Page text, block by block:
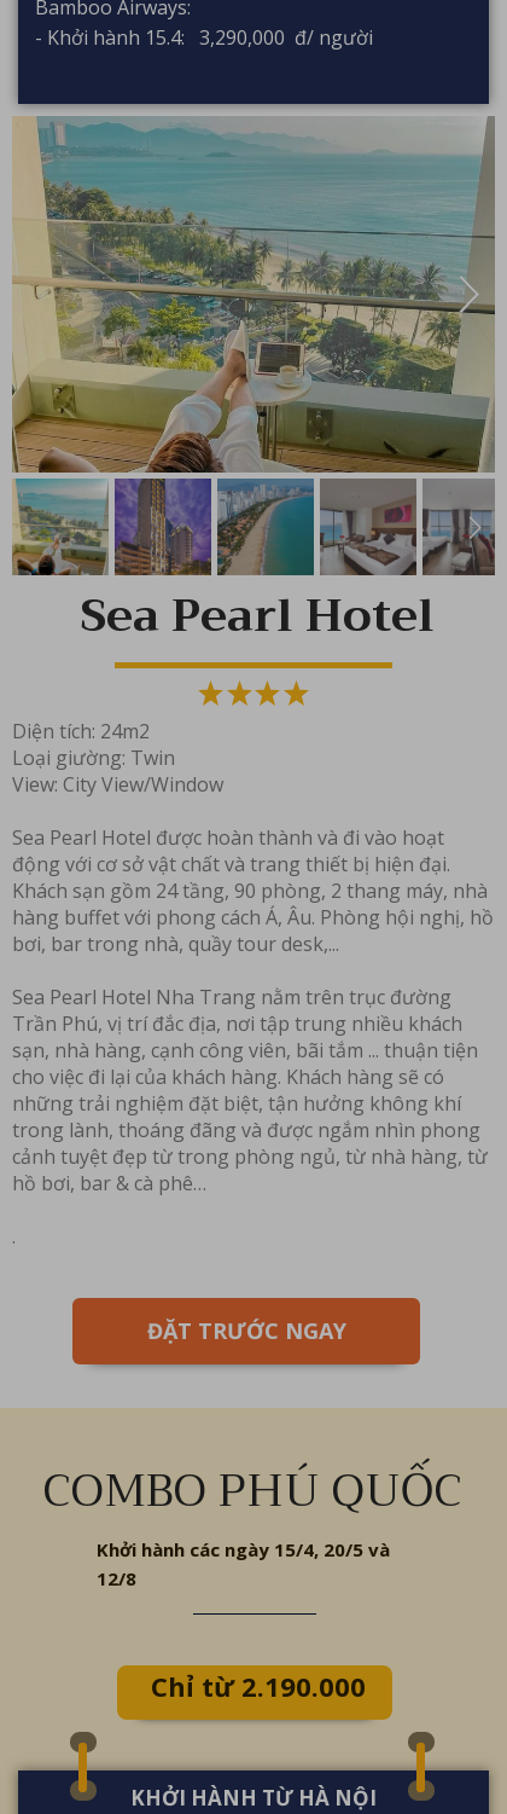
ĐẶT TRƯỚC NGAY
Bamboo Airways:
- Khởi hành 15.4: 3,290,000 đ/ người
Sea Pearl Hotel
Diện tích: 24m2
Loại giường: Twin
View: City View/Window
Sea Pearl Hotel được hoàn thành và đi vào hoạt
động với cơ sở vật chất và trang thiết bị hiện đại.
Khách sạn gồm 24 tầng, 90 phòng, 2 thang máy, nhà
hàng buffet với phong cách Á, Âu. Phòng hội nghị, hồ
bơi, bar trong nhà, quầy tour desk,...
Sea Pearl Hotel Nha Trang nằm trên trục đường
Trần Phú, vị trí đắc địa, nơi tập trung nhiều khách
sạn, nhà hàng, cạnh công viên, bãi tắm ... thuận tiện
cho việc đi lại của khách hàng. Khách hàng sẽ có
những trải nghiệm đặt biệt, tận hưởng không khí
trong lành, thoáng đãng và được ngắm nhìn phong
cảnh tuyệt đẹp từ trong phòng ngủ, từ nhà hàng, từ
hồ bơi, bar & cà phê…
.
Chỉ từ 2.190.000
VNĐ
COMBO PHÚ QUỐC
Khởi hành các ngày 15/4, 20/5 và
12/8
KHỞI HÀNH TỪ HÀ NỘI